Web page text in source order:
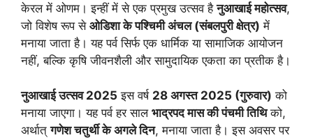
केरल में ओणम। इन्हीं में से एक प्रमुख उत्सव हैनुआखाई महोत्सव,
जो विशेष रूप से ओडिशा के पश्चिमी अंचल (संबलपुरी क्षेत्र) में
मनाया जाता है। यह पर्व सिर्फ एक धार्मिक या सामाजिक आयोजन
नहीं, बल्कि कृषि जीवनशैली और सामुदायिक एकता का प्रतीक है।
नुआखाई उत्सव 2025 इस वर्ष 28 अगस्त 2025 (गुरुवार) को
मनाया जाएगा। यह पर्व हर साल भाद्रपद मास की पंचमी तिथिको,
अर्थात्गणेश चतुर्थी के अगले दिन, मनाया जाता है। इस अवसर पर